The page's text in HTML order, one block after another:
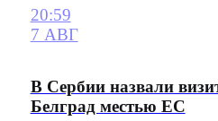
20:59
7 АВГ
В Сербии назвали
Белград местью ЕС